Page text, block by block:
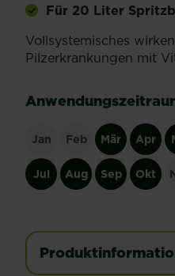
Für 20 Liter
Vollsystemisches
Pilzerkrankungen mit
Jan Feb Mär Apr
Jul Aug Sep Okt